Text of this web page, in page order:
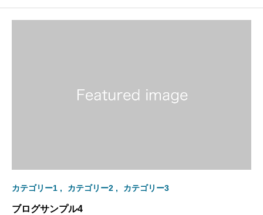
カテゴリー1 カテゴリー2 カテゴリー3
ブログサンプル4